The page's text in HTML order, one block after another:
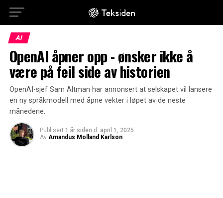
AI
OpenAI åpner opp - ønsker ikke å
være på feil side av historien
OpenAI-sjef Sam Altman har annonsert at selskapet vil lansere
en ny språkmodell med åpne vekter i løpet av de neste
månedene.
Publisert 1 år siden d. april 1, 2025
Av Amandus Molland Karlson